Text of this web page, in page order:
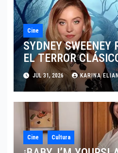
Cine
SYDNEY SWEENEY
EL TERROR
PRESENTANDO
FEMENINA DE
JUL 31, 2026 KARINA
Cine Cultura